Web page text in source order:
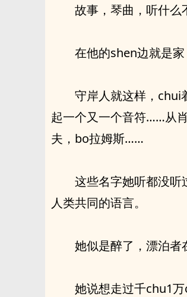
故事，琴曲，听什么
在他的shen边就是家
守岸人就这样，chui
起一个又一个音符……从
夫，bo拉姆斯……
这些名字她听都没
人类共同的语言。
她似是醉了，漂泊
她说想走过千chu1